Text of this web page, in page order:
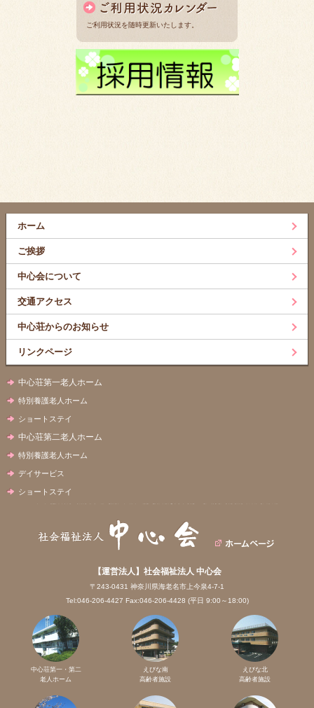
ご利用状況を随時更新いたします。
ホーム
ご挨拶
中心会について
交通アクセス
中心荘からのお知らせ
リンクページ
中心荘第一老人ホーム
特別養護老人ホーム
ショートステイ
中心荘第二老人ホーム
特別養護老人ホーム
デイサービス
ショートステイ
【運営法人】社会福祉法人 中心会
〒243-0431 神奈川県海老名市上今泉4-7-1
Tel:046-206-4427 Fax:046-206-4428 (平日 9:00～18:00)
中心荘第一・第二
老人ホーム
えびな南
高齢者施設
えびな北
高齢者施設